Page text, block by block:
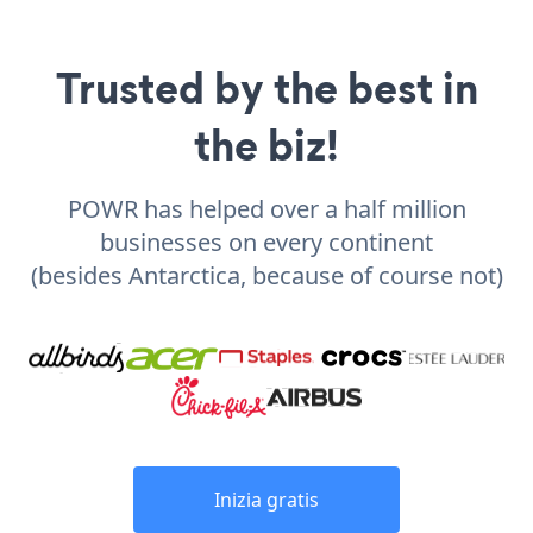
Trusted by the best in
the biz!
POWR has helped over a half million
businesses on every continent
(besides Antarctica, because of course not)
Inizia gratis